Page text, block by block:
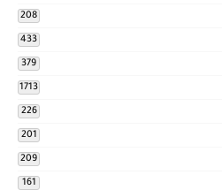
208
433
379
1713
226
201
209
161